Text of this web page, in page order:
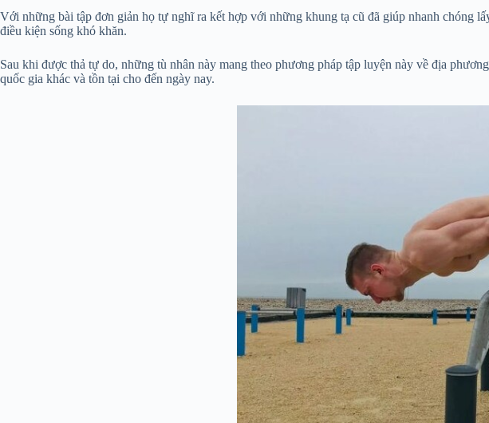
Với những bài tập đơn giản họ tự nghĩ ra kết hợp với những khung tạ cũ đã giúp nhanh chóng
điều kiện sống khó khăn.
Sau khi được thả tự do, những tù nhân này mang theo phương pháp tập luyện này về địa
quốc gia khác và tồn tại cho đến ngày nay.